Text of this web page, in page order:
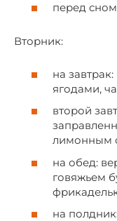
перед
Вторник:
на
ягодами,
второй
лимонным
на обед:
говяжьем
на